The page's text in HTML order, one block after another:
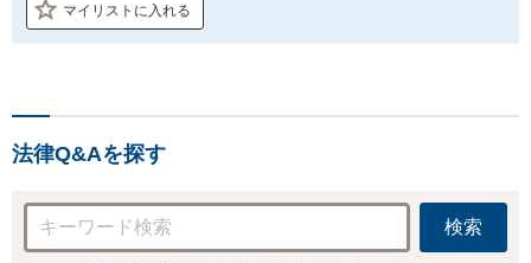
マイリストに入れる
法律Q&Aを探す
検索